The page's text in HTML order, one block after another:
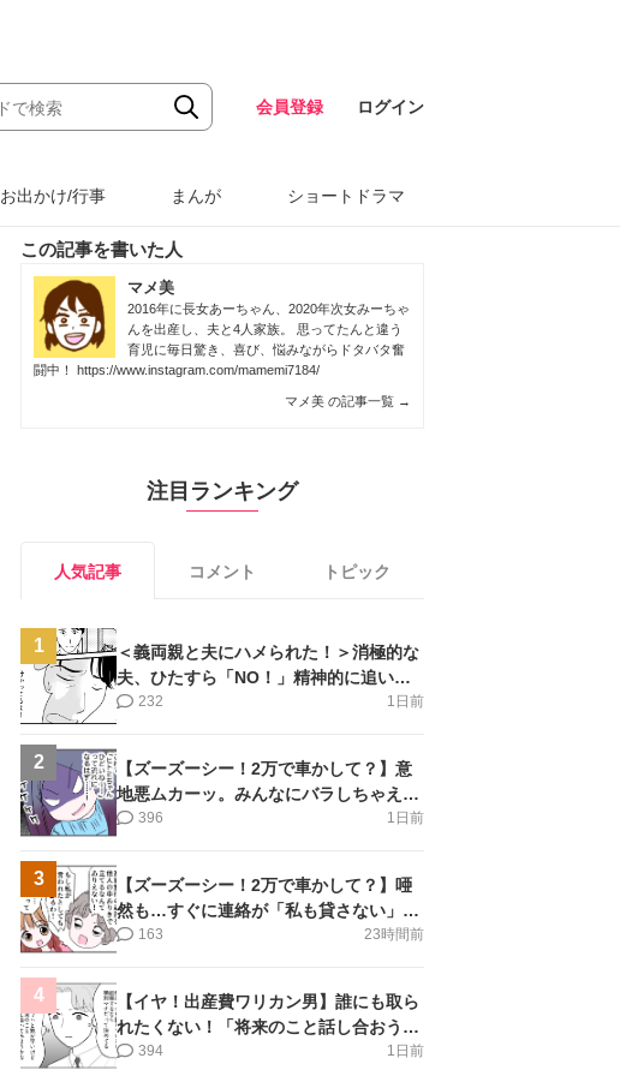
会員登録 ログイン
お出かけ/行事 まんが ショートドラマ
この記事を書いた人
マメ美
2016年に長女あーちゃん、2020年次女みーちゃ
んを出産し、夫と4人家族。 思ってたんと違う
育児に毎日驚き、喜び、悩みながらドタバタ奮
闘中！ https://www.instagram.com/mamemi7184/
マメ美 の記事一覧 →
注目ランキング
人気記事 コメント トピック
1
＜義両親と夫にハメられた！＞消極的な
夫、ひたすら「NO！」精神的に追い詰
められ涙【第3話まんが】
1日前
232
2
【ズーズーシー！2万で車かして？】意
地悪ムカーッ。みんなにバラしちゃえ＜
第14話＞#4コマ母道場
1日前
396
3
【ズーズーシー！2万で車かして？】唖
然も…すぐに連絡が「私も貸さない」＜
第15話＞#4コマ母道場
23時間前
163
4
【イヤ！出産費ワリカン男】誰にも取ら
れたくない！「将来のこと話し合おう」
＜第9話＞#4コマ母道場
1日前
394